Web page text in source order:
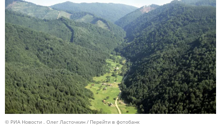
© РИА Новости . Олег Ласточкин Перейти в фотобанк